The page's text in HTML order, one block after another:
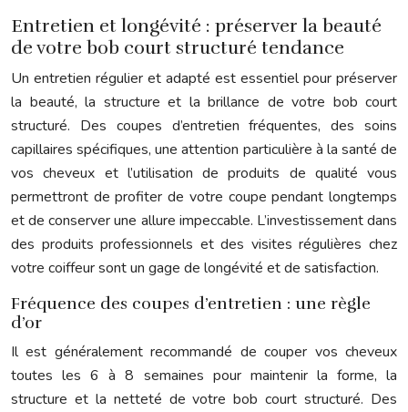
Entretien et longévité : préserver la beauté
de votre bob court structuré tendance
Un entretien régulier et adapté est essentiel pour préserver
la beauté, la structure et la brillance de votre bob court
structuré. Des coupes d’entretien fréquentes, des soins
capillaires spécifiques, une attention particulière à la santé de
vos cheveux et l’utilisation de produits de qualité vous
permettront de profiter de votre coupe pendant longtemps
et de conserver une allure impeccable. L’investissement dans
des produits professionnels et des visites régulières chez
votre coiffeur sont un gage de longévité et de satisfaction.
Fréquence des coupes d’entretien : une règle
d’or
Il est généralement recommandé de couper vos cheveux
toutes les 6 à 8 semaines pour maintenir la forme, la
structure et la netteté de votre bob court structuré. Des